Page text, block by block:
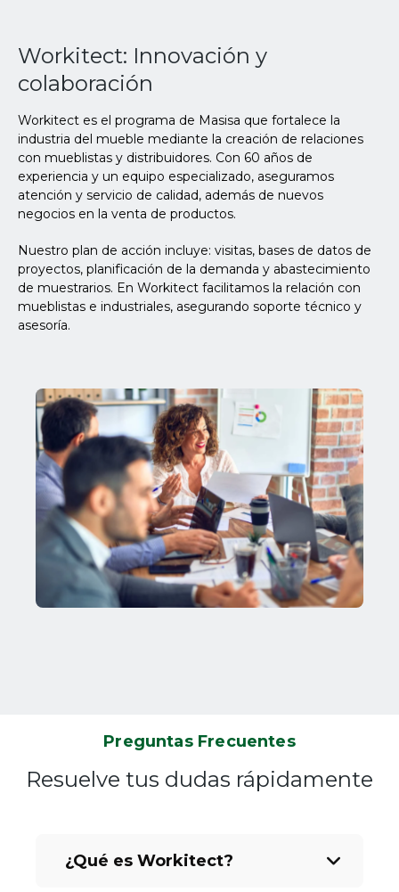
Workitect: Innovación y
colaboración
Workitect es el programa de Masisa que fortalece la
industria del mueble mediante la creación de relaciones
con mueblistas y distribuidores. Con 60 años de
experiencia y un equipo especializado, aseguramos
atención y servicio de calidad, además de nuevos
negocios en la venta de productos.
Nuestro plan de acción incluye: visitas, bases de datos de
proyectos, planificación de la demanda y abastecimiento
de muestrarios. En Workitect facilitamos la relación con
mueblistas e industriales, asegurando soporte técnico y
asesoría.
Preguntas Frecuentes
Resuelve tus dudas rápidamente
¿Qué es Workitect?